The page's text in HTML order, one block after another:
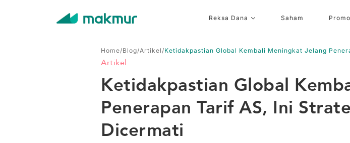
Reksa Dana Saham Promo
Home/Blog/Artikel/Ketidakpastian Global Kembali Meningkat Jelang
Artikel
Ketidakpastian Global
Penerapan Tarif AS, Ini
Dicermati